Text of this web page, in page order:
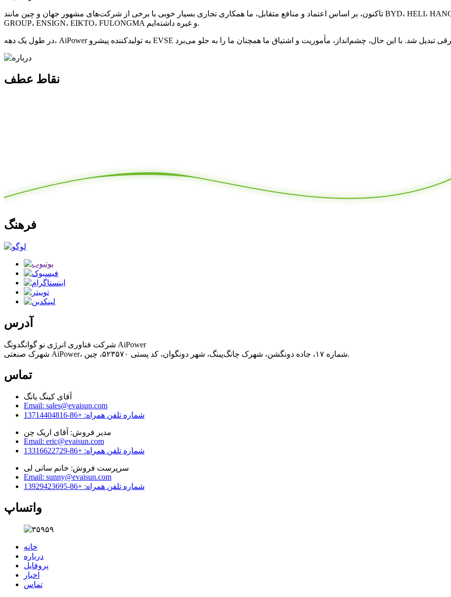
تاکنون، بر اساس اعتماد و منافع متقابل، ما همکاری تجاری بسیار خوبی با برخی از شرکت‌های مشهور جهان و چین مانند BYD، HELI، HANGCHA، XCMG، LONKING، LIUGONG، GAG GROUP، BAIC
GROUP، ENSIGN، EIKTO، FULONGMA و غیره داشته‌ایم.
نقاط عطف
فرهنگ
آدرس
شرکت فناوری انرژی نو گوانگدونگ AiPower
شهرک صنعتی AiPower، شماره ۱۷، جاده دونگشن، شهرک چانگ‌پینگ، شهر دونگوان، کد پستی ۵۲۳۵۷۰، چین.
تماس
آقای کینگ یانگ
Email: sales@evaisun.com
شماره تلفن همراه: +86-13714404816
مدیر فروش: آقای اریک چن
Email: eric@evaisun.com
شماره تلفن همراه: +86-13316622729
سرپرست فروش: خانم سانی لی
Email: sunny@evaisun.com
شماره تلفن همراه: +86-13929423695
واتساپ
خانه
درباره
پروفایل
اخبار
تماس